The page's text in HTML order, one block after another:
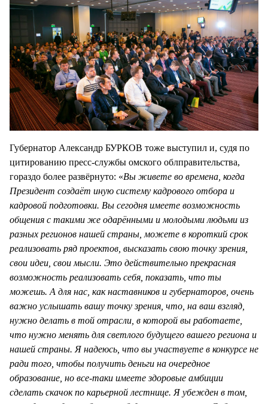
Губернатор Александр БУРКОВ тоже выступил и, судя по
цитированию пресс-службы омского облправительства,
гораздо более развёрнуто: «Вы живете во времена, когда
Президент создаёт иную систему кадрового отбора и
кадровой подготовки. Вы сегодня имеете возможность
общения с такими же одарёнными и молодыми людьми из
разных регионов нашей страны, можете в короткий срок
реализовать ряд проектов, высказать свою точку зрения,
свои идеи, свои мысли. Это действительно прекрасная
возможность реализовать себя, показать, что ты
можешь. А для нас, как наставников и губернаторов, очень
важно услышать вашу точку зрения, что, на ваш взгляд,
нужно делать в той отрасли, в которой вы работаете,
что нужно менять для светлого будущего вашего региона и
нашей страны. Я надеюсь, что вы участвуете в конкурсе не
ради того, чтобы получить деньги на очередное
образование, но все-таки имеете здоровые амбиции
сделать скачок по карьерной лестнице. Я убежден в том,